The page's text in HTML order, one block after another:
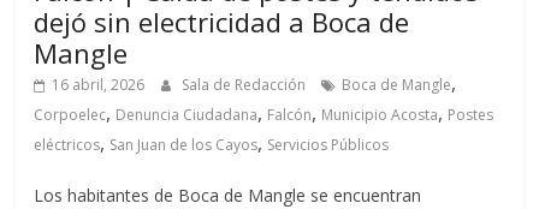
dejó sin electricidad a Boca de
Mangle
16 abril, 2026 Sala de Redacción Boca de Mangle,
Corpoelec, Denuncia Ciudadana, Falcón, Municipio Acosta, Postes
eléctricos, San Juan de los Cayos, Servicios Públicos
Los habitantes de Boca de Mangle se encuentran